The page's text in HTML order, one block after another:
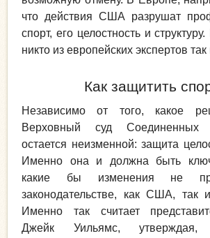
что действия США разрушат
спорт, его целостность и
никто из европейских экспертов так
Как защитить
Независимо от того, какое
Верховный суд Соединенных
остается неизменной: защита
Именно она и должна быть
какие бы изменения не
законодательстве, как США, так
Именно так считает
Джейк Уильямс,